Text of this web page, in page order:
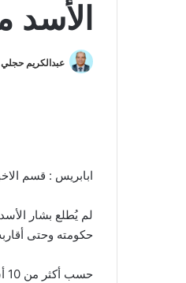
عبدالكريم حجلي
ابابريس : قسم
لم يُطلع بشار
حكومته وحتى